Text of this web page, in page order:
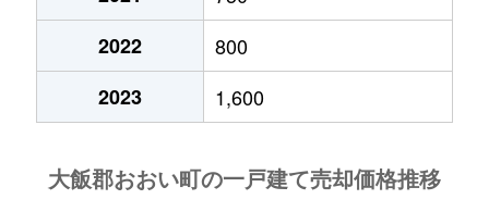
2022
800
2023
1,600